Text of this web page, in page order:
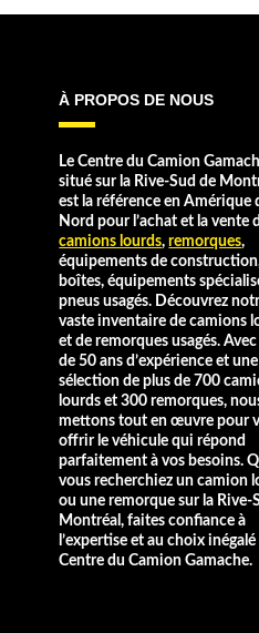
À PROPOS DE NOUS
Le Centre du Camion
situé sur la Rive-Sud de
est la référence en Amérique
Nord pour l’achat et la vente
camions lourds,remorques,
équipements de
boîtes, équipements
pneus usagés. Découvrez
vaste inventaire de camions
et de remorques usagés.
de 50 ans d’expérience et une
sélection de plus de 700
lourds et 300 remorques,
mettons tout en œuvre pour
offrir le véhicule qui répond
parfaitement à vos besoins.
vous recherchiez un camion
ou une remorque sur la Rive-
Montréal, faites confiance à
l’expertise et au choix inégalé
Centre du Camion Gamache.